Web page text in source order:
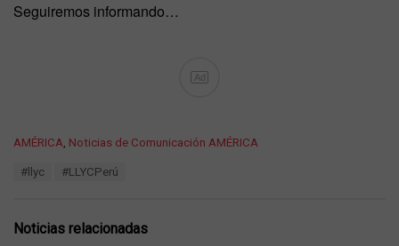
Seguiremos informando…
Ad
C
o
r
AMÉRICA, Noticias de Comunicación AMÉRICA
:
#llyc #LLYCPerú
Noticias relacionadas